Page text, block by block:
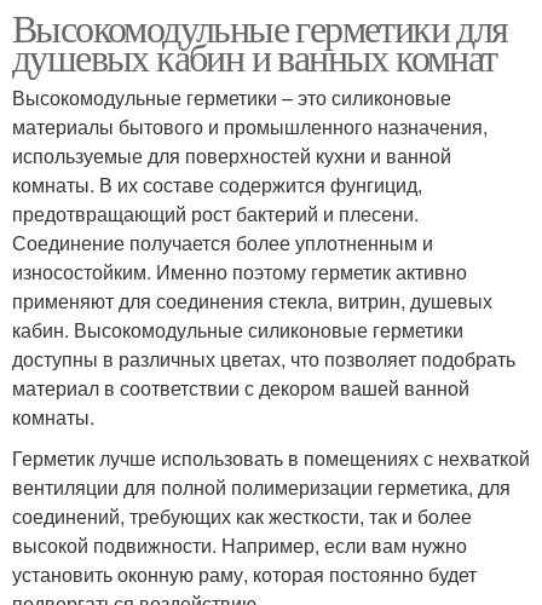
Высокомодульные герметики для
душевых кабин и ванных комнат
Высокомодульные герметики – это силиконовые
материалы бытового и промышленного назначения,
используемые для поверхностей кухни и ванной
комнаты. В их составе содержится фунгицид,
предотвращающий рост бактерий и плесени.
Соединение получается более уплотненным и
износостойким. Именно поэтому герметик активно
применяют для соединения стекла, витрин, душевых
кабин. Высокомодульные силиконовые герметики
доступны в различных цветах, что позволяет подобрать
материал в соответствии с декором вашей ванной
комнаты.
Герметик лучше использовать в помещениях с нехваткой
вентиляции для полной полимеризации герметика, для
соединений, требующих как жесткости, так и более
высокой подвижности. Например, если вам нужно
установить оконную раму, которая постоянно будет